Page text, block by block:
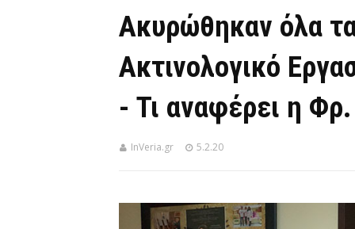
Ακυρώθηκαν όλα
Ακτινολογικό
- Τι αναφέρει η
InVeria.gr 5.2.20